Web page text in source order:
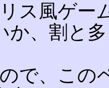
ス風ゲー
か、割と
で、この